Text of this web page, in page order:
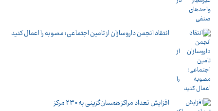
انتقاد انجمن داروسازان از تامین اجتماعی؛ مصوبه را اعمال کنید
افزایش تعداد مراکز همسان‌گزینی به ۲۳۰ مرکز